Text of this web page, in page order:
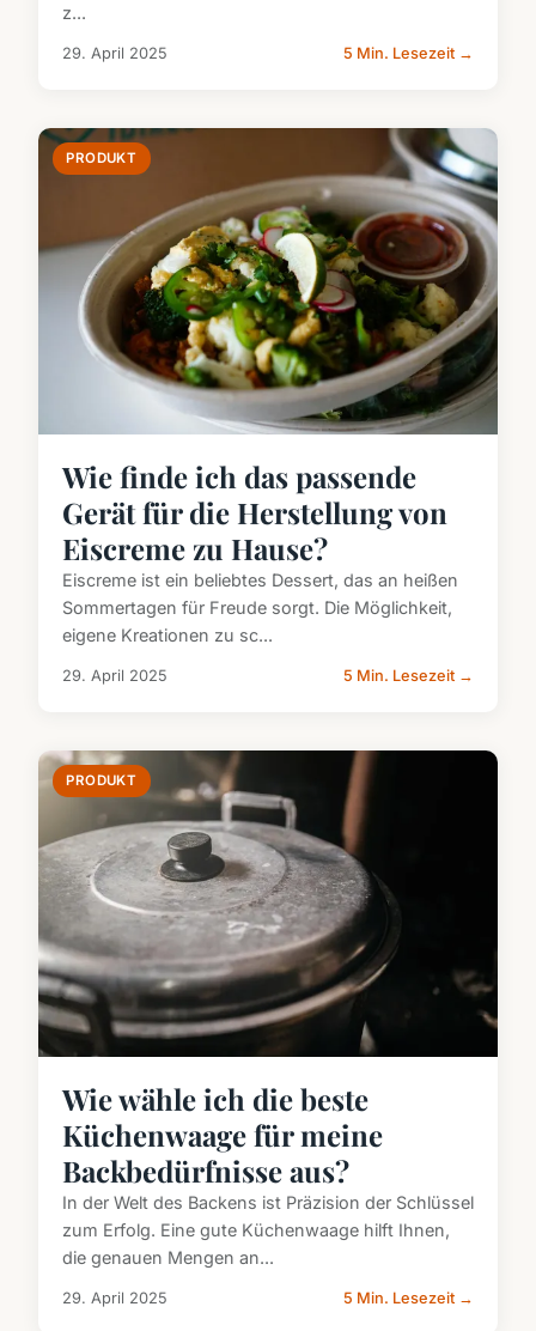
z...
29. April 2025 5 Min. Lesezeit →
PRODUKT
Wie finde ich das passende
Gerät für die Herstellung von
Eiscreme zu Hause?
Eiscreme ist ein beliebtes Dessert, das an heißen
Sommertagen für Freude sorgt. Die Möglichkeit,
eigene Kreationen zu sc...
29. April 2025 5 Min. Lesezeit →
PRODUKT
Wie wähle ich die beste
Küchenwaage für meine
Backbedürfnisse aus?
In der Welt des Backens ist Präzision der Schlüssel
zum Erfolg. Eine gute Küchenwaage hilft Ihnen,
die genauen Mengen an...
29. April 2025 5 Min. Lesezeit →